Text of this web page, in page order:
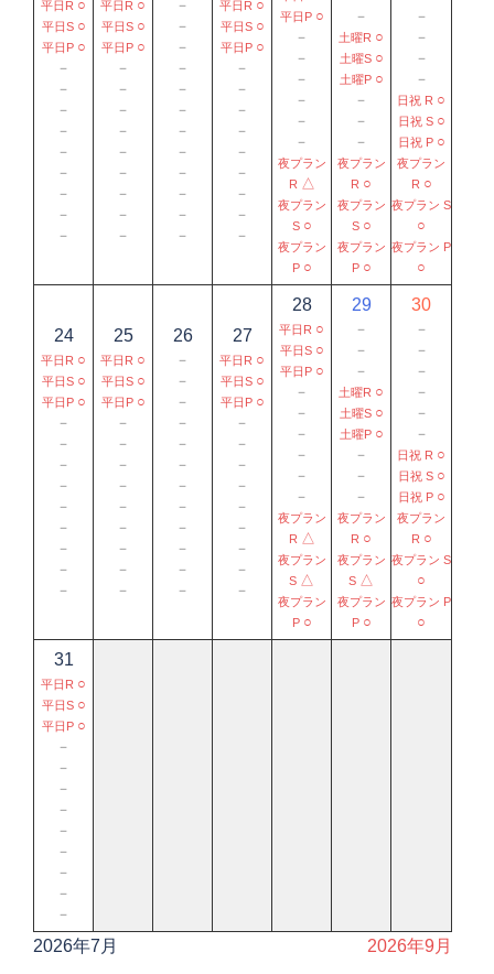
平日R ○
平日S ○
平日P ○
－
－
－
－
－
－
－
－
－
平日R ○
平日S ○
平日P ○
－
－
－
－
－
－
－
－
－
－
－
－
－
－
－
－
－
－
－
－
－
平日R ○
平日S ○
平日P ○
－
－
－
－
－
－
－
－
－
平日P ○
－
－
－
－
－
－
夜プラン
R △
夜プラン
S ○
夜プラン
P ○
－
土曜R ○
土曜S ○
土曜P ○
－
－
－
夜プラン
R ○
夜プラン
S ○
夜プラン
P ○
－
－
－
－
日祝 R ○
日祝 S ○
日祝 P ○
夜プラン
R ○
夜プラン S
○
夜プラン P
○
24
平日R ○
平日S ○
平日P ○
－
－
－
－
－
－
－
－
－
25
平日R ○
平日S ○
平日P ○
－
－
－
－
－
－
－
－
－
26
－
－
－
－
－
－
－
－
－
－
－
－
27
平日R ○
平日S ○
平日P ○
－
－
－
－
－
－
－
－
－
28
平日R ○
平日S ○
平日P ○
－
－
－
－
－
－
夜プラン
R △
夜プラン
S △
夜プラン
P ○
29
－
－
－
土曜R ○
土曜S ○
土曜P ○
－
－
－
夜プラン
R ○
夜プラン
S △
夜プラン
P ○
30
－
－
－
－
－
－
日祝 R ○
日祝 S ○
日祝 P ○
夜プラン
R ○
夜プラン S
○
夜プラン P
○
31
平日R ○
平日S ○
平日P ○
－
－
－
－
－
－
－
－
－
2026年7月 2026年9月